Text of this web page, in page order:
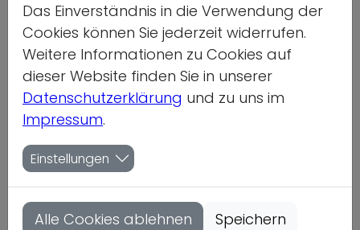
Interkulturelles Training
- Materialien und
Übungen
Integration & Interkulturelles
Gewicht: 0.16kg
Status: nicht lieferbar
Das Einverständnis in die Verwendung der
Cookies können Sie jederzeit widerrufen.
Weitere Informationen zu Cookies auf
dieser Website finden Sie in unserer
Datenschutzerklärung und zu uns im
Impressum.
Einstellungen
Alle Cookies ablehnen
Speichern